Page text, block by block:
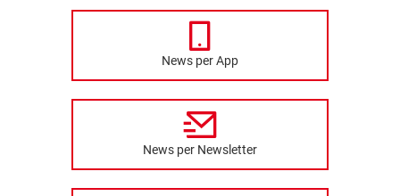
News per App
News per Newsletter